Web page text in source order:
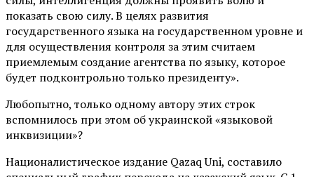
показать свою силу. В целях развития
государственного языка на государственном уровне и
для осуществления контроля за этим считаем
приемлемым создание агентства по языку, которое
будет подконтрольно только президенту».
Любопытно, только одному автору этих строк
вспомнилось при этом об украинской «языковой
инквизиции»?
Националистическое издание Qazaq Uni, составило